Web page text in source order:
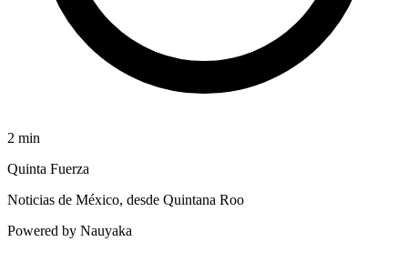
2 min
Quinta Fuerza
Noticias de México, desde Quintana Roo
Powered by Nauyaka